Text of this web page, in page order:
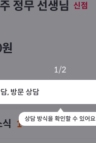
정무 선생님 신점
원
1/2
, 방문 상담
상담 방식을 확인할 수 있어요
1